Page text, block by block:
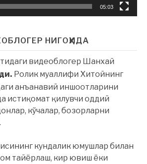
05:03
НИГОҲИДА
видеоблогер Шанхай
Ролик муаллифи Хитойнинг
анъанавий иншоотларини
истиқомат қилувчи оддий
кўчалар, бозорларни
кундалик юмушлар билан
тайёрлаш, кир ювиш ёки